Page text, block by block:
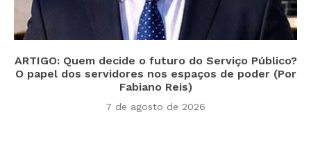
ARTIGO: Quem decide o futuro do Serviço Público?
O papel dos servidores nos espaços de poder (Por
Fabiano Reis)
7 de agosto de 2026